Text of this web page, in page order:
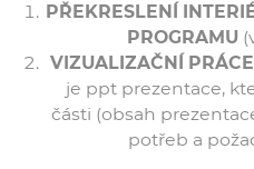
PŘEKRESLENÍ
PROGRAMU
VIZUALIZAČNÍ
je ppt prezentace,
části (obsah
potřeb a